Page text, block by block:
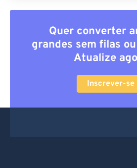
Quer converter
grandes sem filas
Atualize
Inscrever-se